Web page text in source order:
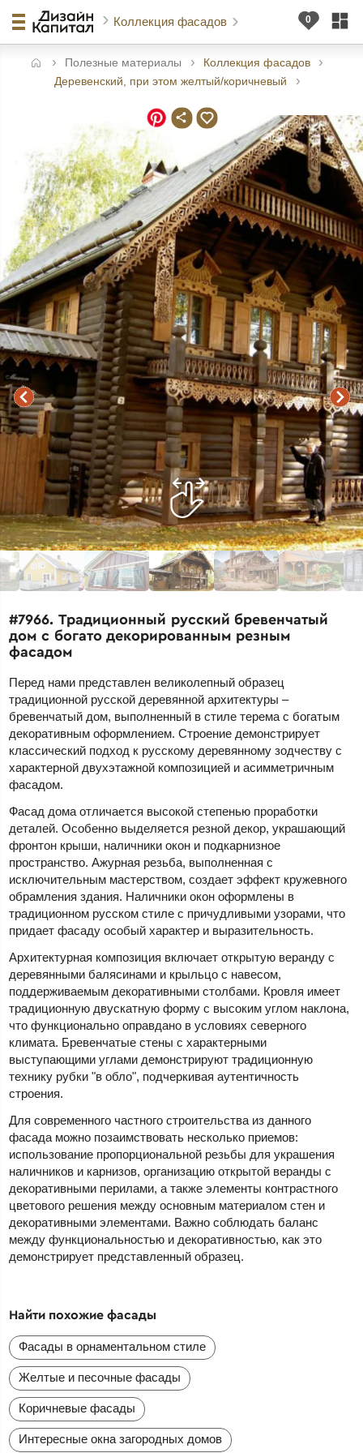
Коллекция фасадов
Полезные материалы
Коллекция фасадов
Деревенский, при этом желтый/коричневый
#7966. Традиционный русский бревенчатый
дом с богато декорированным резным
фасадом
Перед нами представлен великолепный образец
традиционной русской деревянной архитектуры –
бревенчатый дом, выполненный в стиле терема с богатым
декоративным оформлением. Строение демонстрирует
классический подход к русскому деревянному зодчеству с
характерной двухэтажной композицией и асимметричным
фасадом.
Фасад дома отличается высокой степенью проработки
деталей. Особенно выделяется резной декор, украшающий
фронтон крыши, наличники окон и подкарнизное
пространство. Ажурная резьба, выполненная с
исключительным мастерством, создает эффект кружевного
обрамления здания. Наличники окон оформлены в
традиционном русском стиле с причудливыми узорами, что
придает фасаду особый характер и выразительность.
Архитектурная композиция включает открытую веранду с
деревянными балясинами и крыльцо с навесом,
поддерживаемым декоративными столбами. Кровля имеет
традиционную двускатную форму с высоким углом наклона,
что функционально оправдано в условиях северного
климата. Бревенчатые стены с характерными
выступающими углами демонстрируют традиционную
технику рубки "в обло", подчеркивая аутентичность
строения.
Для современного частного строительства из данного
фасада можно позаимствовать несколько приемов:
использование пропорциональной резьбы для украшения
наличников и карнизов, организацию открытой веранды с
декоративными перилами, а также элементы контрастного
цветового решения между основным материалом стен и
декоративными элементами. Важно соблюдать баланс
между функциональностью и декоративностью, как это
демонстрирует представленный образец.
Найти похожие фасады
Фасады в орнаментальном стиле
Желтые и песочные фасады
Коричневые фасады
Интересные окна загородных домов